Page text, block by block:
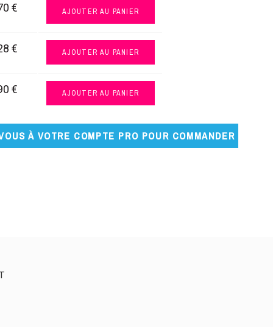
€ AJOUTER AU PANIER
€ AJOUTER AU PANIER
€ AJOUTER AU PANIER
À VOTRE COMPTE PRO POUR COMMANDER